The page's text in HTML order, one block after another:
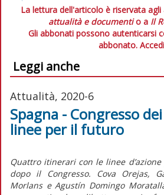
La lettura dell'articolo è riservata
attualità e documentio a Il
Gli abbonati possono autenticarsi
abbonato.
Leggi anche
Attualità, 2020-6
Spagna - Congresso
linee per il futuro
Quattro itinerari con le linee
dopo il Congresso. Cova Orejas,
Morlans e Agustín Domingo